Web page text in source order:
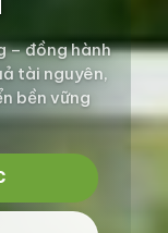
– đồng hành
tài nguyên,
bền vững